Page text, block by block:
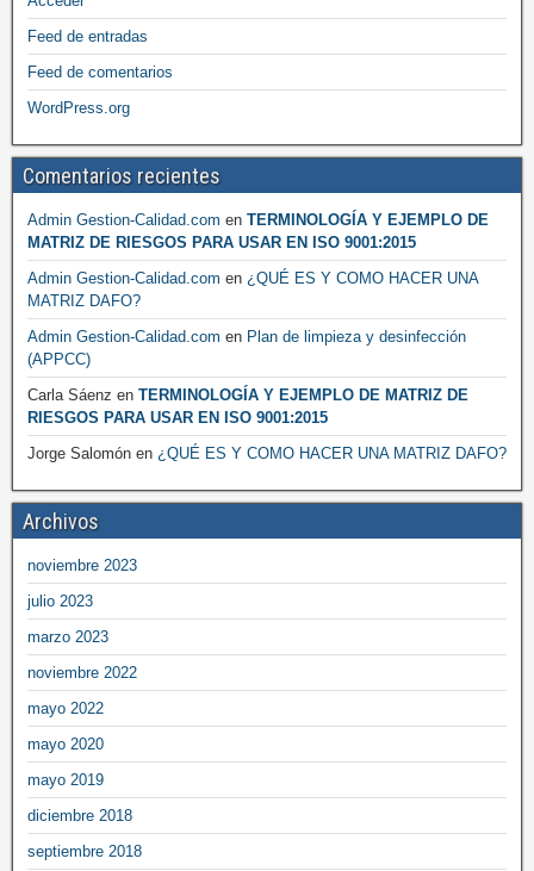
Feed de entradas
Feed de comentarios
WordPress.org
Comentarios recientes
Admin Gestion-Calidad.com en TERMINOLOGÍA Y EJEMPLO DE
MATRIZ DE RIESGOS PARA USAR EN ISO 9001:2015
Admin Gestion-Calidad.com en ¿QUÉ ES Y COMO HACER UNA
MATRIZ DAFO?
Admin Gestion-Calidad.com en Plan de limpieza y desinfección
(APPCC)
Carla Sáenz en TERMINOLOGÍA Y EJEMPLO DE MATRIZ DE
RIESGOS PARA USAR EN ISO 9001:2015
Jorge Salomón en ¿QUÉ ES Y COMO HACER UNA MATRIZ DAFO?
Archivos
noviembre 2023
julio 2023
marzo 2023
noviembre 2022
mayo 2022
mayo 2020
mayo 2019
diciembre 2018
septiembre 2018